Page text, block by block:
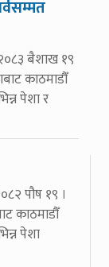
बैशाख १९
काठमाडौँ
पेशा र
पौष १९ ।
काठमाडौँ
पेशा